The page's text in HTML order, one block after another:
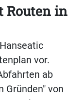
Routen in
vor.
ab
Gründen" von